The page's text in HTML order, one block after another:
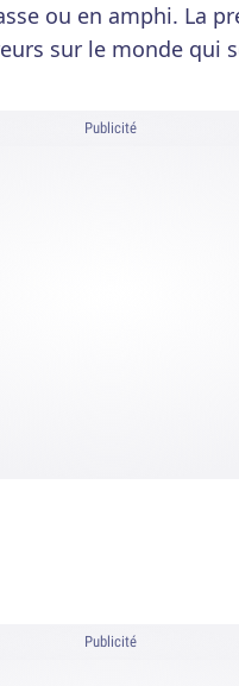
ou en amphi. La
sur le monde qui
Publicité
Publicité